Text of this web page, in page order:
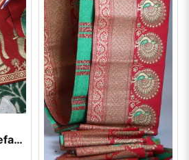
Dekorband med elefanter - röd